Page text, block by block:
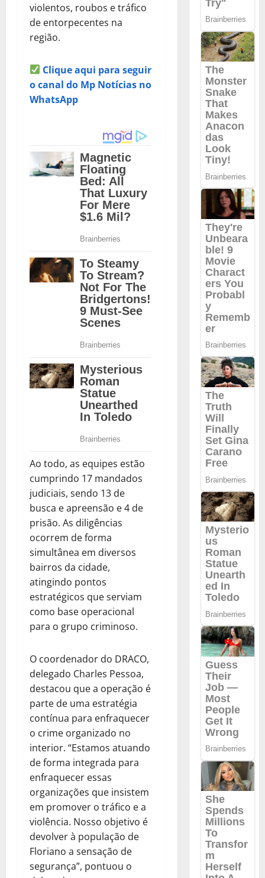
violentos, roubos e tráfico
de entorpecentes na
região.
Clique aqui para seguir
o canal do Mp Notícias no
WhatsApp
Ao todo, as equipes estão
cumprindo 17 mandados
judiciais, sendo 13 de
busca e apreensão e 4 de
prisão. As diligências
ocorrem de forma
simultânea em diversos
bairros da cidade,
atingindo pontos
estratégicos que serviam
como base operacional
para o grupo criminoso.
O coordenador do DRACO,
delegado Charles Pessoa,
destacou que a operação é
parte de uma estratégia
contínua para enfraquecer
o crime organizado no
interior. “Estamos atuando
de forma integrada para
enfraquecer essas
organizações que insistem
em promover o tráfico e a
violência. Nosso objetivo é
devolver à população de
Floriano a sensação de
segurança”, pontuou o